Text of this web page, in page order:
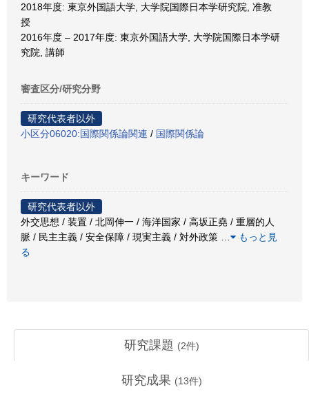
2018年度: 東京外国語大学, 大学院国際日本学研究院, 准教
授
2016年度 – 2017年度: 東京外国語大学, 大学院国際日本学研
究院, 講師
審査区分/研究分野
研究代表者以外
小区分06020:国際関係論関連 / 国際関係論
キーワード
研究代表者以外
外交思想 / 装置 / 北岡伸一 / 海洋国家 / 高坂正堯 / 重層的人
脈 / 民主主義 / 安全保障 / 現実主義 / 対外政策
もっと見
る
研究課題 (2件)
研究成果 (13件)